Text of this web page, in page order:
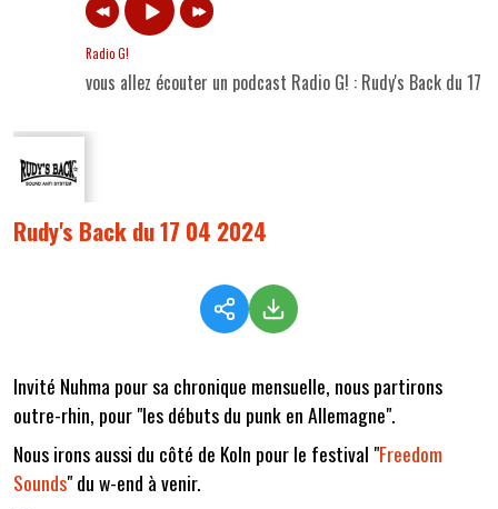
Radio G!
vous allez écouter un podcast Radio G! : Rudy's Back du 17
Rudy's Back du 17 04 2024
Invité Nuhma pour sa chronique mensuelle, nous partirons
outre-rhin, pour "les débuts du punk en Allemagne".
Nous irons aussi du côté de Koln pour le festival "Freedom
Sounds" du w-end à venir.